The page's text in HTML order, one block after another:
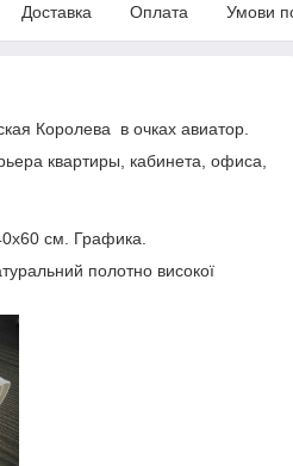
Доставка Оплата Умови
Королева в очках авиатор.
квартиры, кабинета, офиса,
см. Графика.
полотно високої